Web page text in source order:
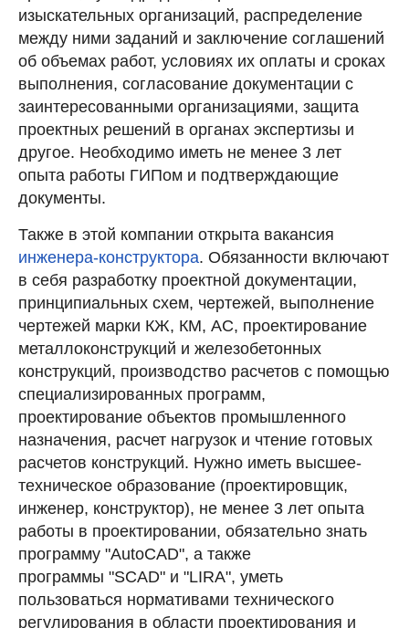
изыскательных организаций, распределение
между ними заданий и заключение соглашений
об объемах работ, условиях их оплаты и сроках
выполнения, согласование документации с
заинтересованными организациями, защита
проектных решений в органах экспертизы и
другое. Необходимо иметь не менее 3 лет
опыта работы ГИПом и подтверждающие
документы.
Также в этой компании открыта вакансия
инженера-конструктора. Обязанности включают
в себя разработку проектной документации,
принципиальных схем, чертежей, выполнение
чертежей марки КЖ, КМ, АС, проектирование
металлоконструкций и железобетонных
конструкций, производство расчетов с помощью
специализированных программ,
проектирование объектов промышленного
назначения, расчет нагрузок и чтение готовых
расчетов конструкций. Нужно иметь высшее-
техническое образование (проектировщик,
инженер, конструктор), не менее 3 лет опыта
работы в проектировании, обязательно знать
программу "AutoCAD", а также
программы "SCAD" и "LIRA", уметь
пользоваться нормативами технического
регулирования в области проектирования и